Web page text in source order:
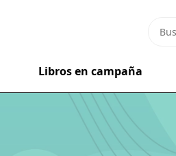
Libros en campaña